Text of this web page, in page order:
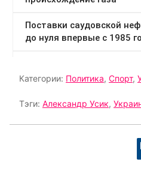
Категории: Политика, Спорт,
Тэги: Александр Усик,